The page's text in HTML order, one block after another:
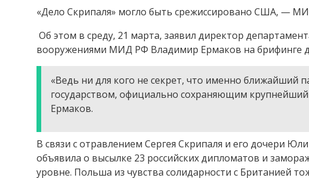
«Дело Скрипаля» могло быть срежиссировано США, —
Об этом в среду, 21 марта, заявил директор
вооружениями МИД РФ Владимир Ермаков на брифинге
«Ведь ни для кого не секрет, что именно ближайший
государством, официально сохраняющим
Ермаков.
В связи с отравлением Сергея Скрипаля и его дочери
объявила о высылке 23 российских дипломатов и
уровне. Польша из чувства солидарности с Британией